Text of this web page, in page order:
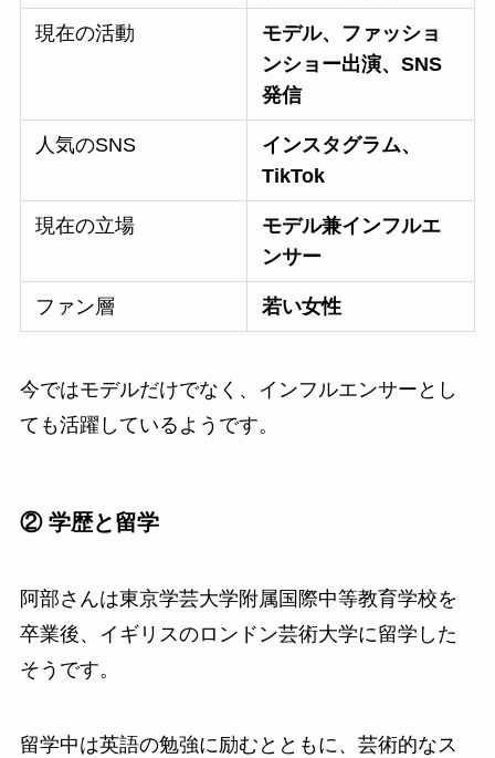
現在の活動
モデル、ファッショ
ンショー出演、SNS
発信
人気のSNS
インスタグラム、
TikTok
現在の立場
モデル兼インフルエ
ンサー
ファン層 若い女性
今ではモデルだけでなく、インフルエンサーとし
ても活躍しているようです。
② 学歴と留学
阿部さんは東京学芸大学附属国際中等教育学校を
卒業後、イギリスのロンドン芸術大学に留学した
そうです。
留学中は英語の勉強に励むとともに、芸術的なス